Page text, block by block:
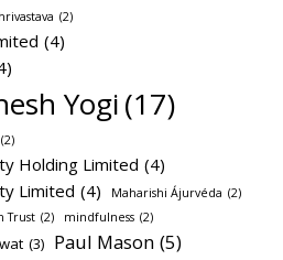
(2)
(4)
Yogi(17)
(2)
Holding Limited (4)
Limited (4) Maharishi Ájurvéda (2)
Trust (2) mindfulness (2)
(3) Paul Mason (5)